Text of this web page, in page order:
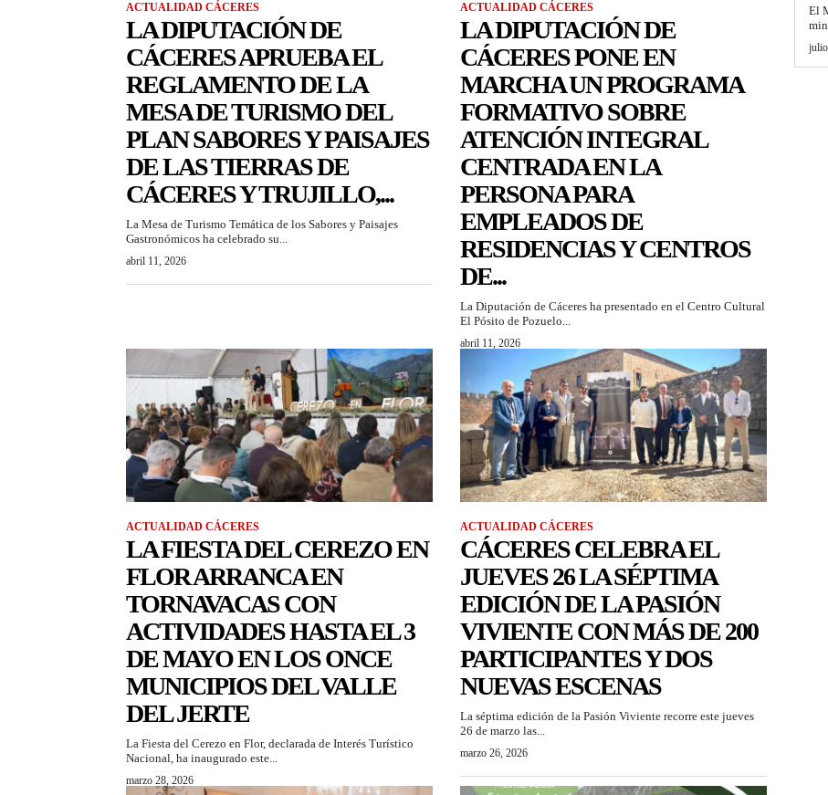
ACTUALIDAD CÁCERES
LA DIPUTACIÓN DE
CÁCERES APRUEBA EL
REGLAMENTO DE LA
MESA DE TURISMO DEL
PLAN SABORES Y PAISAJES
DE LAS TIERRAS DE
CÁCERES Y TRUJILLO,...
La Mesa de Turismo Temática de los Sabores y Paisajes
Gastronómicos ha celebrado su...
abril 11, 2026
ACTUALIDAD CÁCERES
LA DIPUTACIÓN DE
CÁCERES PONE EN
MARCHA UN PROGRAMA
FORMATIVO SOBRE
ATENCIÓN INTEGRAL
CENTRADA EN LA
PERSONA PARA
EMPLEADOS DE
RESIDENCIAS Y CENTROS
DE...
La Diputación de Cáceres ha presentado en el Centro Cultural
El Pósito de Pozuelo...
abril 11, 2026
ACTUALIDAD CÁCERES
LA FIESTA DEL CEREZO EN
FLOR ARRANCA EN
TORNAVACAS CON
ACTIVIDADES HASTA EL 3
DE MAYO EN LOS ONCE
MUNICIPIOS DEL VALLE
DEL JERTE
La Fiesta del Cerezo en Flor, declarada de Interés Turístico
Nacional, ha inaugurado este...
marzo 28, 2026
ACTUALIDAD CÁCERES
CÁCERES CELEBRA EL
JUEVES 26 LA SÉPTIMA
EDICIÓN DE LA PASIÓN
VIVIENTE CON MÁS DE 200
PARTICIPANTES Y DOS
NUEVAS ESCENAS
La séptima edición de la Pasión Viviente recorre este jueves
26 de marzo las...
marzo 26, 2026
El